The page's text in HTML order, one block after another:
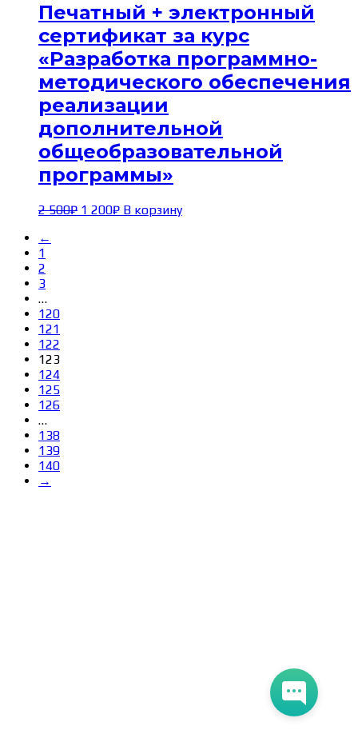
Печатный + электронный
сертификат за курс
«Разработка программно-
методического обеспечения
реализации
дополнительной
общеобразовательной
программы»
2 500₽ Первоначальная
1 200₽Текущая
В корзину
←
1
2
3
…
120
121
122
123
124
125
126
…
138
139
140
→